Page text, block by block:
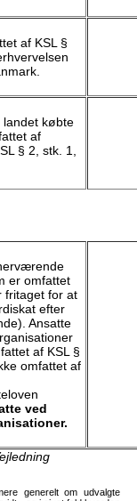
af KSL §
landet købte
af
§ 2, stk. 1,
er omfattet
fritaget for at
efter
Ansatte
af KSL §
omfattet af
ved
generelt om udvalgte